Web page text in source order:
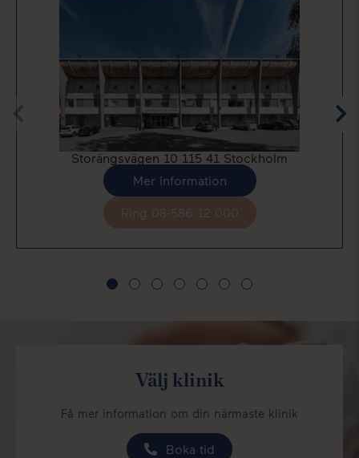
Storängsvägen 10 115 41 Stockholm
Mer information
Ring 08-586 12 000
Välj klinik
Få mer information om din närmaste klinik
Boka tid